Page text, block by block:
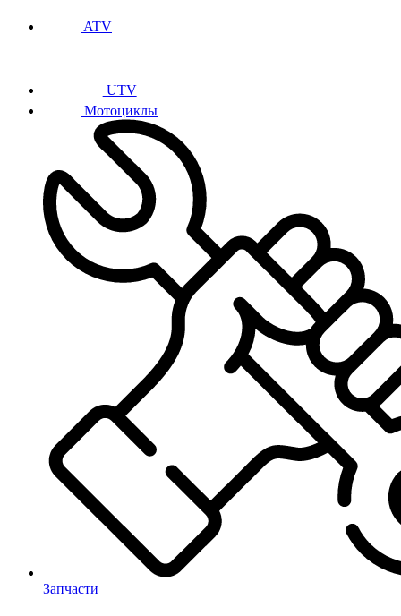
ATV
UTV
Мотоциклы
Запчасти